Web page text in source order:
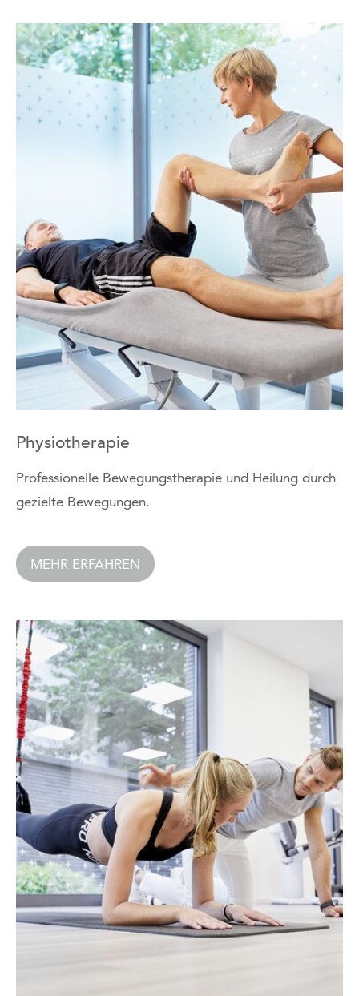
Physiotherapie
Professionelle Bewegungstherapie und Heilung durch
gezielte Bewegungen.
MEHR ERFAHREN